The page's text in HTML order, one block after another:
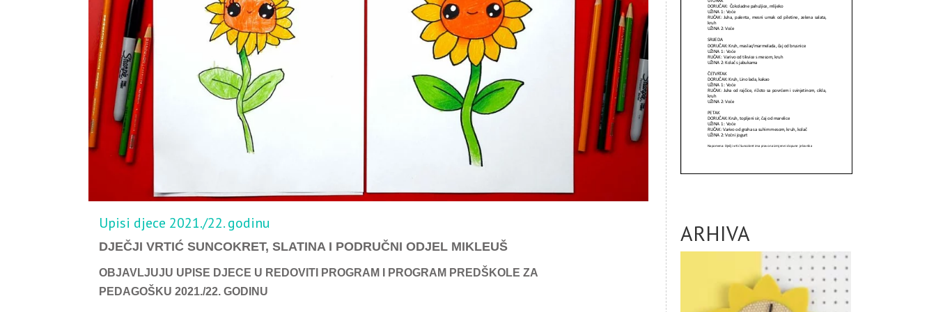
Upisi djece 2021./22. godinu
DJEČJI VRTIĆ SUNCOKRET, SLATINA I PODRUČNI ODJEL MIKLEUŠ
OBJAVLJUJU UPISE DJECE U REDOVITI PROGRAM I PROGRAM PREDŠKOLE ZA
PEDAGOŠKU 2021./22. GODINU
ARHIVA